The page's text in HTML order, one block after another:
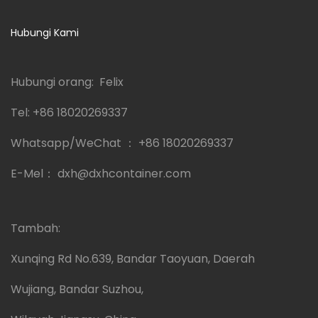
Hubungi Kami
Hubungi orang: Felix
Tel: +86 18020269337
Whatsapp/WeChat ： +86 18020269337
E-Mel： dxh@dxhcontainer.com
Tambah:
Xunqing Rd No.639, Bandar Taoyuan, Daerah
Wujiang, Bandar Suzhou,